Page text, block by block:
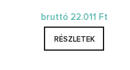
bruttó 22.011 Ft
RÉSZLETEK